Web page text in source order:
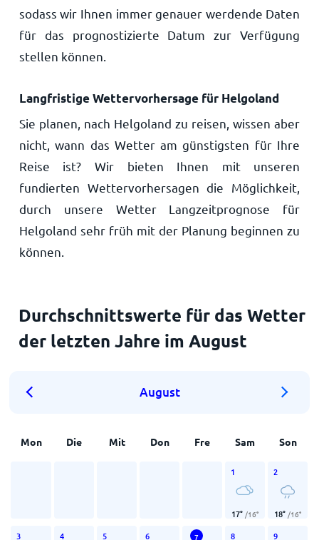
sodass wir Ihnen immer genauer werdende Daten
für das prognostizierte Datum zur Verfügung
stellen können.
Langfristige Wettervorhersage für Helgoland
Sie planen, nach Helgoland zu reisen, wissen aber
nicht, wann das Wetter am günstigsten für Ihre
Reise ist? Wir bieten Ihnen mit unseren
fundierten Wettervorhersagen die Möglichkeit,
durch unsere Wetter Langzeitprognose für
Helgoland sehr früh mit der Planung beginnen zu
können.
Durchschnittswerte für das Wetter
der letzten Jahre im August
August
Mon Die Mit Don Fre Sam Son
1
17° /16°
2
18° /16°
3 4 5 6 7 8 9